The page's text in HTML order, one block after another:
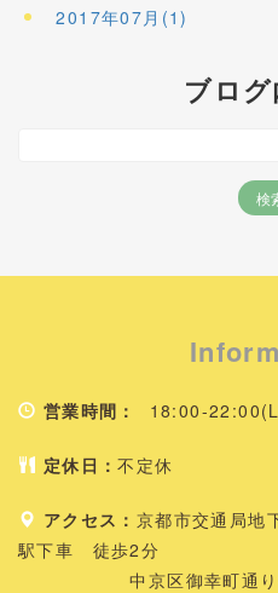
2017年07月(1)
ブロ
営業時間： 18:00-
定休日：不定休
アクセス： 京都市交通局地
駅下車 徒歩2分
中京区御幸町通り御池